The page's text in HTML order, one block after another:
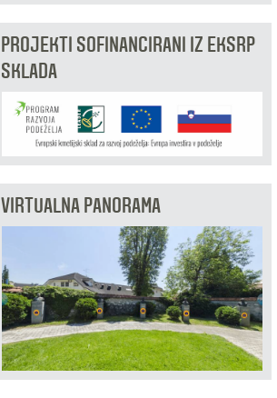
PROJEKTI SOFINANCIRANI IZ EKSRP
SKLADA
VIRTUALNA PANORAMA